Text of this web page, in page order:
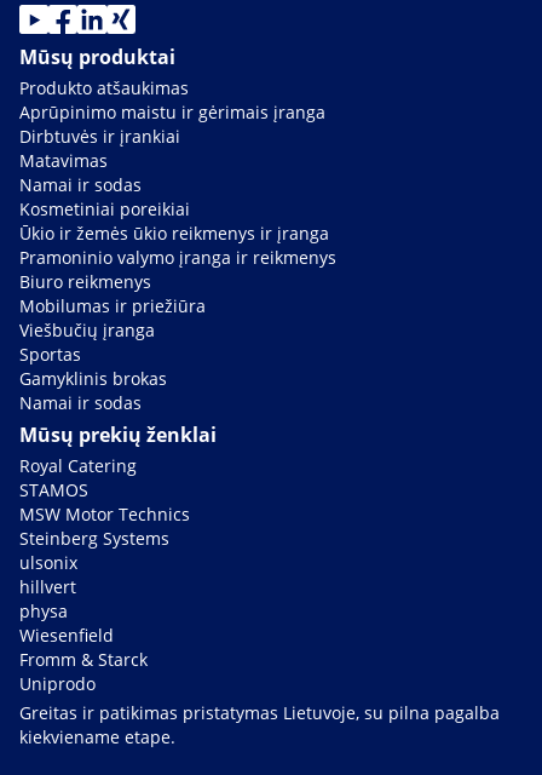
Mūsų produktai
Produkto atšaukimas
Aprūpinimo maistu ir gėrimais įranga
Dirbtuvės ir įrankiai
Matavimas
Namai ir sodas
Kosmetiniai poreikiai
Ūkio ir žemės ūkio reikmenys ir įranga
Pramoninio valymo įranga ir reikmenys
Biuro reikmenys
Mobilumas ir priežiūra
Viešbučių įranga
Sportas
Gamyklinis brokas
Namai ir sodas
Mūsų prekių ženklai
Royal Catering
STAMOS
MSW Motor Technics
Steinberg Systems
ulsonix
hillvert
physa
Wiesenfield
Fromm & Starck
Uniprodo
Greitas ir patikimas pristatymas Lietuvoje, su pilna pagalba
kiekviename etape.